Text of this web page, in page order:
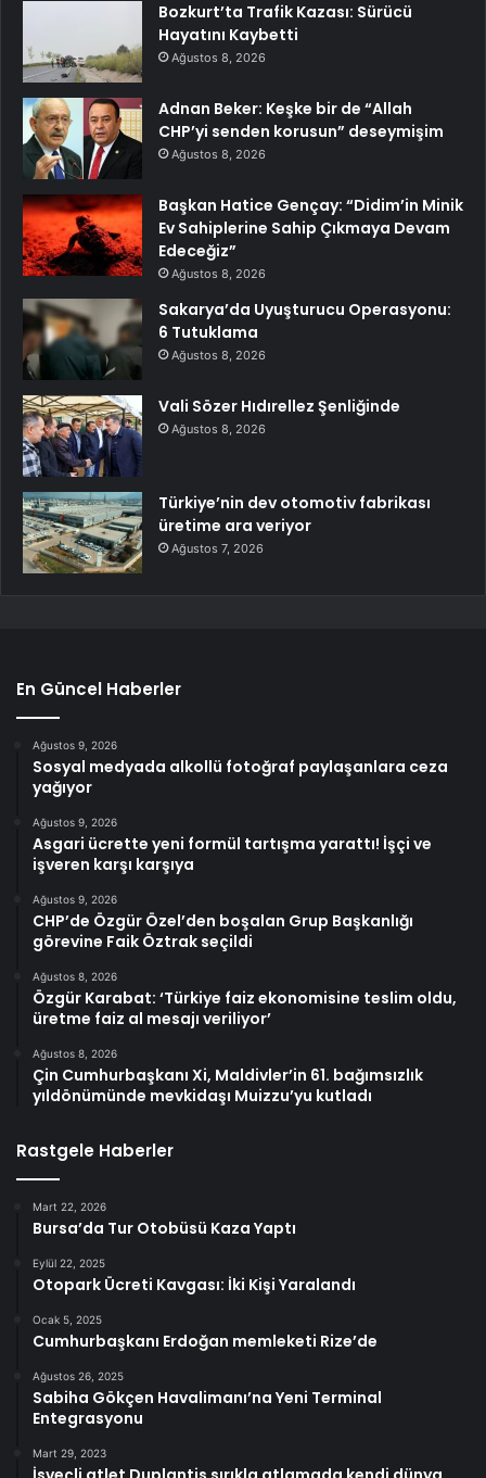
Bozkurt’ta Trafik Kazası: Sürücü
Hayatını Kaybetti
Ağustos 8, 2026
Adnan Beker: Keşke bir de “Allah
CHP’yi senden korusun” deseymişim
Ağustos 8, 2026
Başkan Hatice Gençay: “Didim’in Minik
Ev Sahiplerine Sahip Çıkmaya Devam
Edeceğiz”
Ağustos 8, 2026
Sakarya’da Uyuşturucu Operasyonu:
6 Tutuklama
Ağustos 8, 2026
Vali Sözer Hıdırellez Şenliğinde
Ağustos 8, 2026
Türkiye’nin dev otomotiv fabrikası
üretime ara veriyor
Ağustos 7, 2026
En Güncel Haberler
Ağustos 9, 2026
Sosyal medyada alkollü fotoğraf paylaşanlara ceza
yağıyor
Ağustos 9, 2026
Asgari ücrette yeni formül tartışma yarattı! İşçi ve
işveren karşı karşıya
Ağustos 9, 2026
CHP’de Özgür Özel’den boşalan Grup Başkanlığı
görevine Faik Öztrak seçildi
Ağustos 8, 2026
Özgür Karabat: ‘Türkiye faiz ekonomisine teslim oldu,
üretme faiz al mesajı veriliyor’
Ağustos 8, 2026
Çin Cumhurbaşkanı Xi, Maldivler’in 61. bağımsızlık
yıldönümünde mevkidaşı Muizzu’yu kutladı
Rastgele Haberler
Mart 22, 2026
Bursa’da Tur Otobüsü Kaza Yaptı
Eylül 22, 2025
Otopark Ücreti Kavgası: İki Kişi Yaralandı
Ocak 5, 2025
Cumhurbaşkanı Erdoğan memleketi Rize’de
Ağustos 26, 2025
Sabiha Gökçen Havalimanı’na Yeni Terminal
Entegrasyonu
Mart 29, 2023